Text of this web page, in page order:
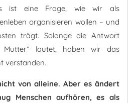
ist eine Frage, wie wir als
organisieren wollen – und
trägt. Solange die Antwort
Mutter” lautet, haben wir das
verstanden.
von alleine. Aber es ändert
Menschen aufhören, es als